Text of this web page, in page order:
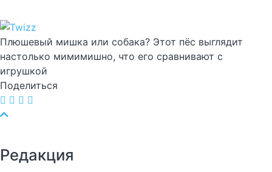
Плюшевый мишка или собака? Этот пёс выглядит
настолько мимимишно, что его сравнивают с
игрушкой
Поделиться
Редакция